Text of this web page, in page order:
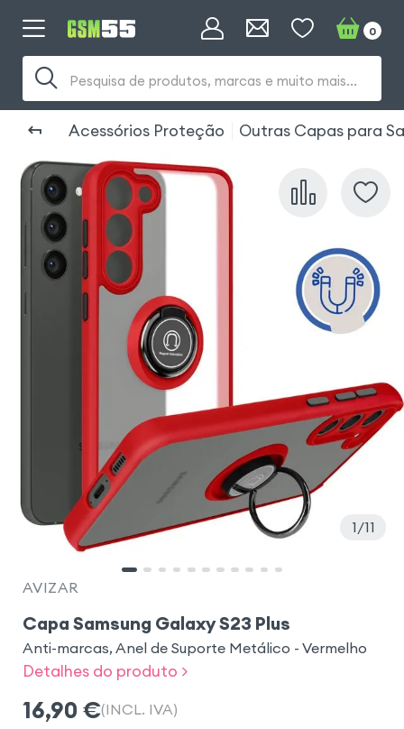
Pesquisa de produtos, marcas e muito mais...
0
Acessórios Proteção Outras Capas para
1 11
AVIZAR
Capa Samsung Galaxy S23 Plus
Anti-marcas, Anel de Suporte Metálico - Vermelho
Detalhes do produto >
16,90 €(INCL. IVA)